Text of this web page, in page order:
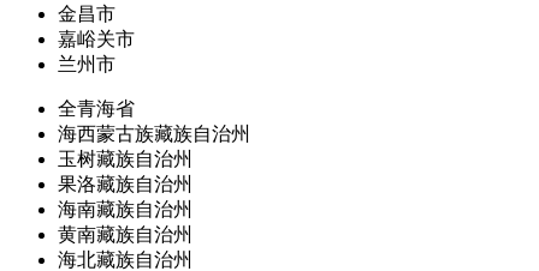
金昌市
嘉峪关市
兰州市
全青海省
海西蒙古族藏族自治州
玉树藏族自治州
果洛藏族自治州
海南藏族自治州
黄南藏族自治州
海北藏族自治州